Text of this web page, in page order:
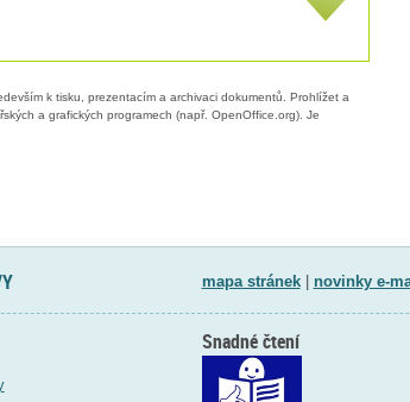
k tisku, prezentacím a archivaci dokumentů. Prohlížet a
a grafických programech (např. OpenOffice.org). Je
mapa stránek| novinky e-
Snadné čtení